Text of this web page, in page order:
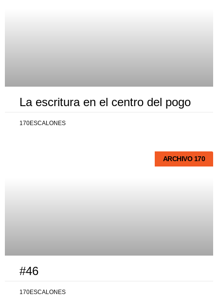
La escritura en el centro del pogo
170ESCALONES
ARCHIVO 170
#46
170ESCALONES